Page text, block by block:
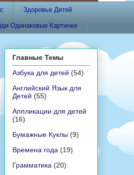
Здоровье Детей
Одинаковые Картинки
Главные Темы
Азбука для детей (54)
Английский Язык для
Детей (55)
Аппликации для детей
(16)
Бумажные Куклы (9)
Времена года (19)
Грамматика (20)